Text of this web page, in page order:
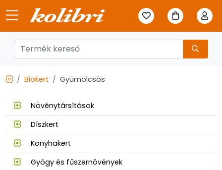
Biokert Gyümölcsös
Növénytársítások
Díszkert
Konyhakert
Gyógy és fűszernövények